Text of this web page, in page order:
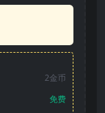
2金币
免费